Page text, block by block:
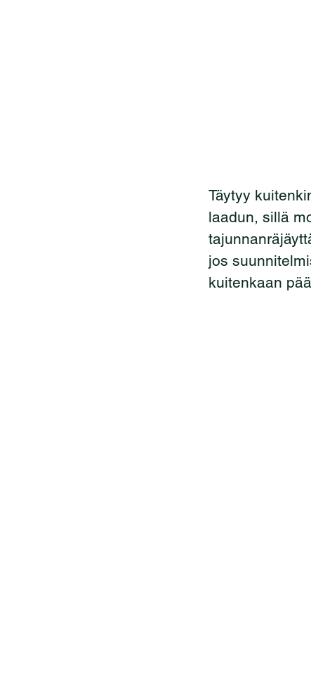
Täytyy
laadun, sillä
jos
kuitenkaan